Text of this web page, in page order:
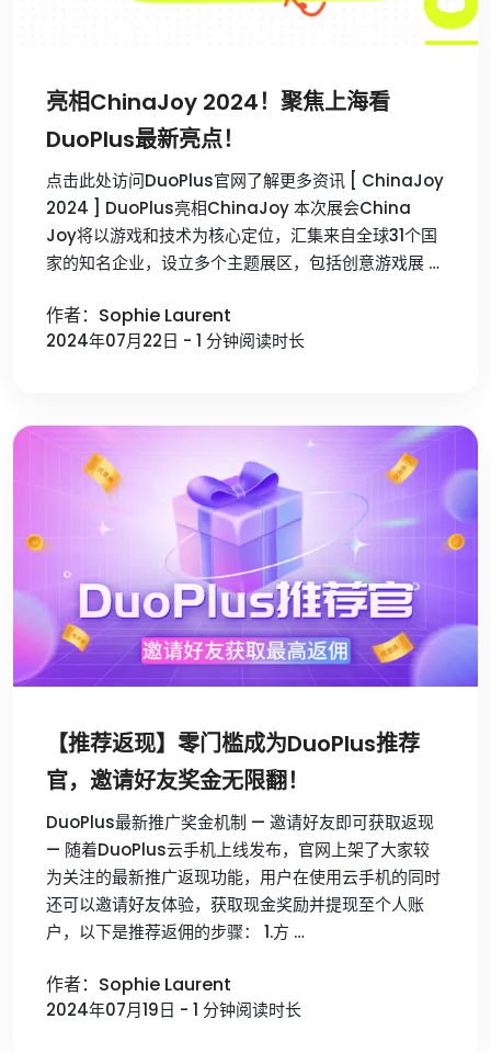
亮相ChinaJoy 2024！聚焦上海看
DuoPlus最新亮点！
点击此处访问DuoPlus官网了解更多资讯 [ ChinaJoy
2024 ] DuoPlus亮相ChinaJoy 本次展会China
Joy将以游戏和技术为核心定位，汇集来自全球31个国
家的知名企业，设立多个主题展区，‌包括创意游戏展 …
作者：Sophie Laurent
2024年07月22日 - 1 分钟阅读时长
【推荐返现】零门槛成为DuoPlus推荐
官，邀请好友奖金无限翻！
DuoPlus最新推广奖金机制 — 邀请好友即可获取返现
— 随着DuoPlus云手机上线发布，官网上架了大家较
为关注的最新推广返现功能，用户在使用云手机的同时
还可以邀请好友体验，获取现金奖励并提现至个人账
户，以下是推荐返佣的步骤： 1.方 …
作者：Sophie Laurent
2024年07月19日 - 1 分钟阅读时长